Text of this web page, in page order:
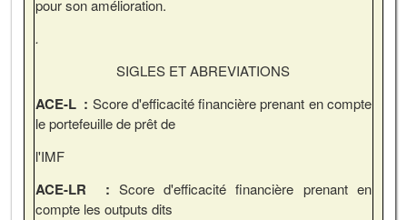
pour son amélioration.
.
SIGLES ET ABREVIATIONS
ACE-L : Score d'efficacité financière prenant en compte
le portefeuille de prêt de
l'IMF
ACE-LR : Score d'efficacité financière prenant en
compte les outputs dits